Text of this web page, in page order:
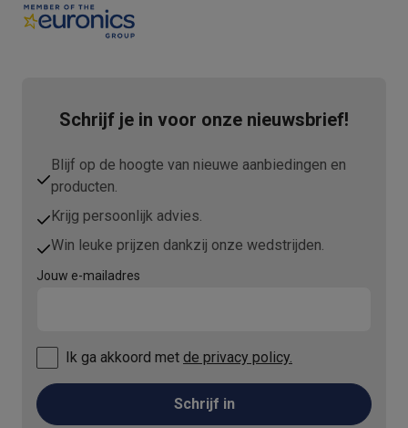
Schrijf je in voor onze nieuwsbrief!
Blijf op de hoogte van nieuwe aanbiedingen en
producten.
Krijg persoonlijk advies.
Win leuke prijzen dankzij onze wedstrijden.
Jouw e-mailadres
Ik ga akkoord met de privacy policy.
Schrijf in